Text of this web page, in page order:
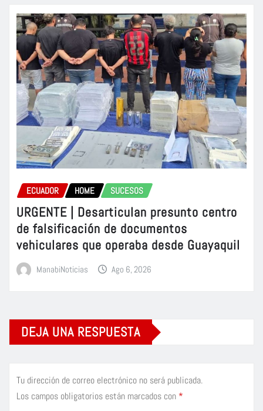
ECUADOR HOME SUCESOS
URGENTE | Desarticulan presunto centro
de falsificación de documentos
vehiculares que operaba desde Guayaquil
ManabiNoticias Ago 6, 2026
DEJA UNA RESPUESTA
Tu dirección de correo electrónico no será publicada.
Los campos obligatorios están marcados con *